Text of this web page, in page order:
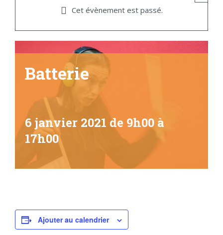
Cet évènement est passé.
Batterie
6 janvier 2021 de 9h00 à
17h00
Ajouter au calendrier